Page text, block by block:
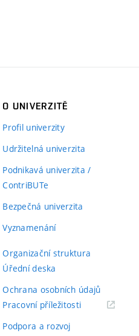
O UNIVERZITĚ
Profil univerzity
Udržitelná univerzita
Podnikavá univerzita /
ContriBUTe
Bezpečná univerzita
Vyznamenání
Organizační struktura
Úřední deska
Ochrana osobních údajů
Pracovní příležitosti(externí
Podpora a rozvoj